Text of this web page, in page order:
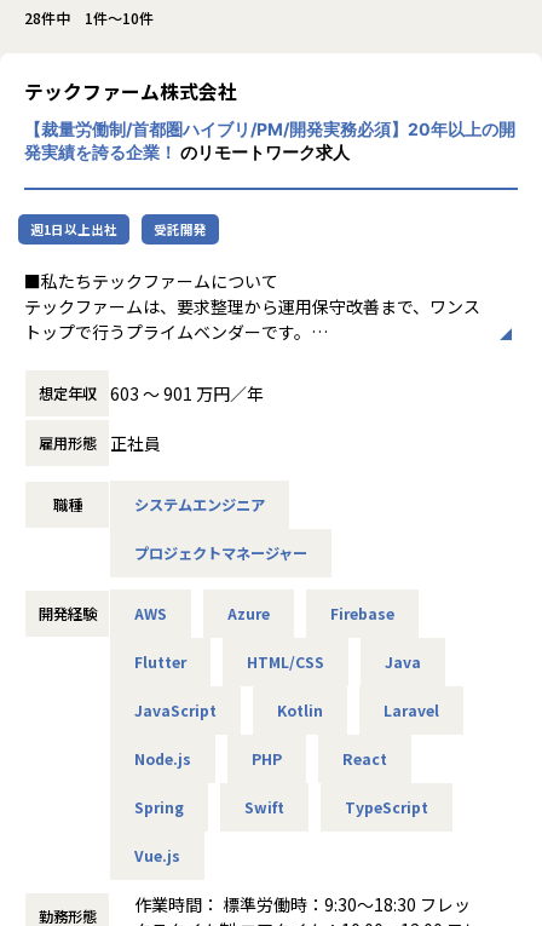
28件中 1件～10件
テックファーム株式会社
【裁量労働制/首都圏ハイブリ/PM/開発実務必須】20年以上の開
発実績を誇る企業！ のリモートワーク求人
週1日以上出社 受託開発
■私たちテックファームについて
テックファームは、要求整理から運用保守改善まで、ワンス
トップで行うプライムベンダーです。
ービスを直接ヒアリング、提案、設計、開発を実施し、サー
ビスの保守運用、継続提案まで担います。
1998年当時、インターネットベンチャーの技術部門だったメ
す。
が法律の専門家としてプロの弁護士で構成されるように、
たい」という想いから付けられました。
システム開発を行う中で、私たちが直接会話をするのはお客
デザインシンキングの考え方を基に、お客様が何となくイメ
株式会社NTTドコモ：しゃべってコンシェル（意図解釈サー
想定年収 603 〜 901 万円／年
雇用形態 正社員
職種 システムエンジニア
プロジェクトマネージャー
開発経験 AWS Azure Firebase
Flutter HTML/CSS Java
JavaScript Kotlin Laravel
Node.js PHP React
Spring Swift TypeScript
Vue.js
勤務形態
作業時間： 標準労働時：9:30～18:30 フレッ